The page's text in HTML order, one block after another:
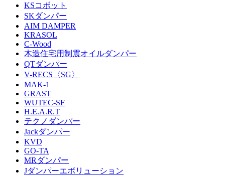
KSコボット
SKダンパー
AIM DAMPER
KRASOL
C-Wood
木造住宅用制震オイルダンパー
QTダンパー
V-RECS〈SG〉
MAK-1
GRAST
WUTEC-SF
H.E.A.R.T
テクノダンパー
Jackダンパー
KVD
GO-TA
MRダンパー
Jダンパーエボリューション